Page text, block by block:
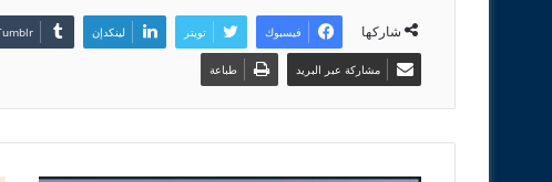
شاركها فيسبوك تويتر لينكدإن
مشاركة عبر البريد طباعة